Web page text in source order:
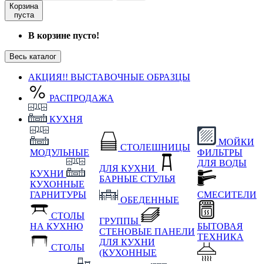
Корзина
пуста
В корзине пусто!
Весь каталог
АКЦИЯ!! ВЫСТАВОЧНЫЕ ОБРАЗЦЫ
РАСПРОДАЖА
КУХНЯ
МОДУЛЬНЫЕ
КУХНИ
КУХОННЫЕ
ГАРНИТУРЫ
СТОЛЫ
НА КУХНЮ
СТОЛЫ
СТОЛЕШНИЦЫ
ДЛЯ КУХНИ
БАРНЫЕ СТУЛЬЯ
ОБЕДЕННЫЕ
ГРУППЫ
СТЕНОВЫЕ ПАНЕЛИ
ДЛЯ КУХНИ
(КУХОННЫЕ
МОЙКИ
ФИЛЬТРЫ
ДЛЯ ВОДЫ
СМЕСИТЕЛИ
БЫТОВАЯ
ТЕХНИКА